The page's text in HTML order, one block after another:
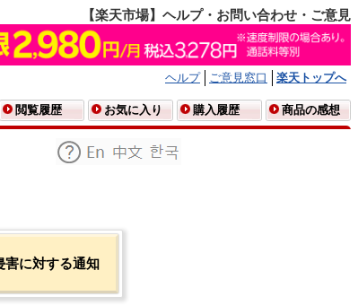
【楽天市場】ヘルプ・お問い合わせ・ご意見
ヘルプ ご意見窓口
楽天トップへ
閲覧履歴 お気に入り 購入履歴 商品の感想
害に対する通知